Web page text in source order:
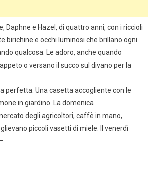
Daphne e Hazel, di quattro anni, con i riccioli
birichine e occhi luminosi che brillano ogni
qualcosa. Le adoro, anche quando
o versano il succo sul divano per la
perfetta. Una casetta accogliente con le
in giardino. La domenica
degli agricoltori, caffè in mano,
piccoli vasetti di miele. Il venerdì